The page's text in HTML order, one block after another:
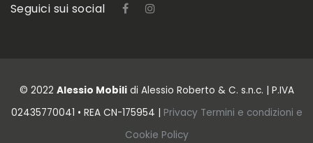
Seguici sui social
© 2022 Alessio Mobilidi Alessio Roberto & C. s.n.c. | P.IVA
02435770041 • REA CN-175954 | Privacy Termini e condizioni e
Cookie Policy